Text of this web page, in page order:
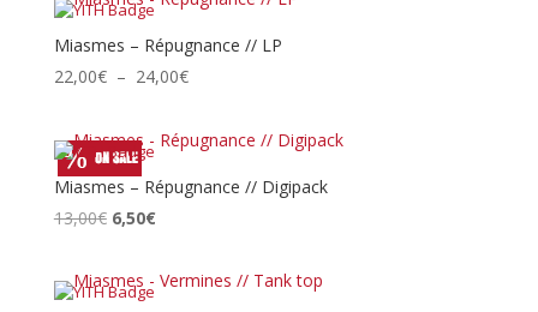
était :
26,00€.7,00€.
Miasmes – Répugnance // LP
22,00€ – 24,00€Plage
22,00€
à
Miasmes – Répugnance // Digipack
13,00€ Le
était :
6,50€Le
actuel